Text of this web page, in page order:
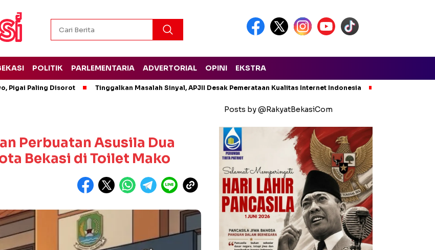
POLITIK PARLEMENTARIA ADVERTORIAL OPINI EKSTRA
Pigai Paling Disorot Tinggalkan Masalah Sinyal, APJII Desak Pemerataan Kualitas Internet Indonesia
Perbuatan Asusila Dua
Bekasi di Toilet Mako
Posts by @RakyatBekasiCom